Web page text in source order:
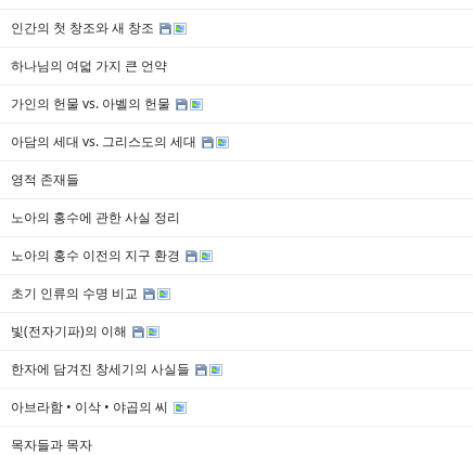
인간의 첫 창조와 새 창조
하나님의 여덟 가지 큰 언약
가인의 헌물 vs. 아벨의 헌물
아담의 세대 vs. 그리스도의 세대
영적 존재들
노아의 홍수에 관한 사실 정리
노아의 홍수 이전의 지구 환경
초기 인류의 수명 비교
빛(전자기파)의 이해
한자에 담겨진 창세기의 사실들
아브라함 • 이삭 • 야곱의 씨
목자들과 목자